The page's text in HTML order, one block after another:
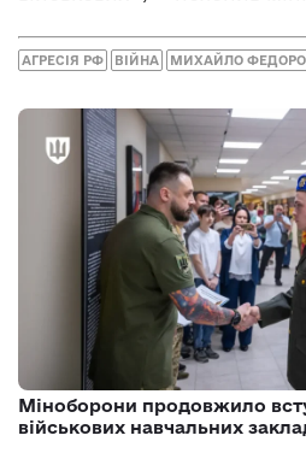
АГРЕСІЯ РФ ВІЙНА МИХАЙЛО
Міноборони продовжило
військових навчальних